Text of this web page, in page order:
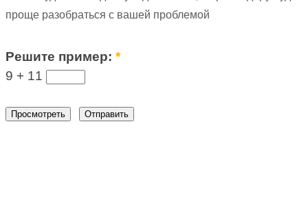
проще разобраться с вашей проблемой
Решите пример:*
9 + 11